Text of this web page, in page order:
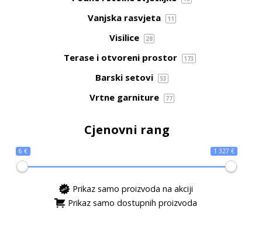
Vanjska rasvjeta 11
Visilice 28
Terase i otvoreni prostor 173
Barski setovi 53
Vrtne garniture 77
Cjenovni rang
6 € 1 327 €
Prikaz samo proizvoda na akciji
Prikaz samo dostupnih proizvoda